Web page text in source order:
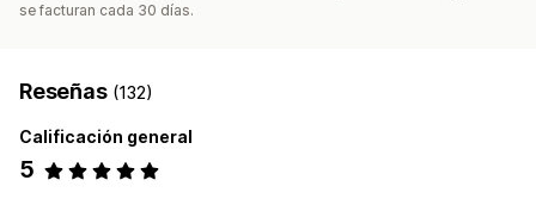
se facturan cada 30 días.
Reseñas (132)
Calificación general
5